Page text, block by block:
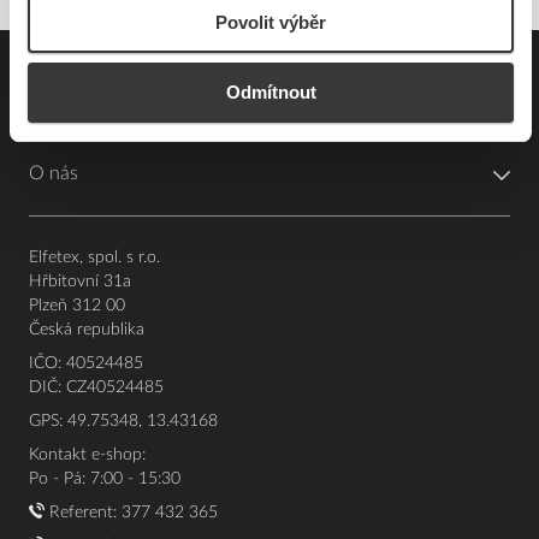
Povolit výběr
Odmítnout
Souhrn podmínek
O nás
Elfetex, spol. s r.o.
Hřbitovní 31a
Plzeň 312 00
Česká republika
IČO: 40524485
DIČ: CZ40524485
GPS: 49.75348, 13.43168
Kontakt e-shop:
Po - Pá: 7:00 - 15:30
Referent: 377 432 365